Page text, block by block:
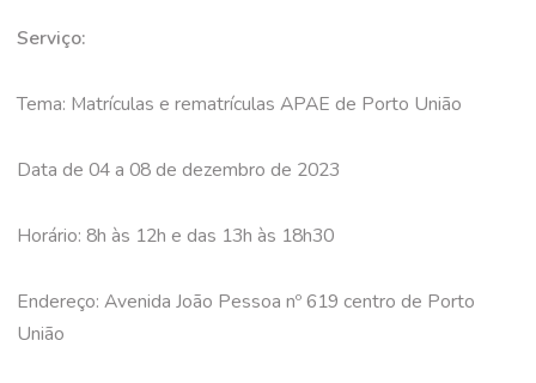
Serviço:
Tema: Matrículas e rematrículas APAE de Porto União
Data de 04 a 08 de dezembro de 2023
Horário: 8h às 12h e das 13h às 18h30
Endereço: Avenida João Pessoa nº 619 centro de Porto
União